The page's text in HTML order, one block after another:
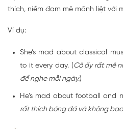
thích, niềm đam mê mãnh liệt với
Ví dụ:
She’s mad about classical
to it every day. (Cô ấy rất mê
để nghe mỗi ngày.)
He’s mad about football and
rất thích bóng đá và không